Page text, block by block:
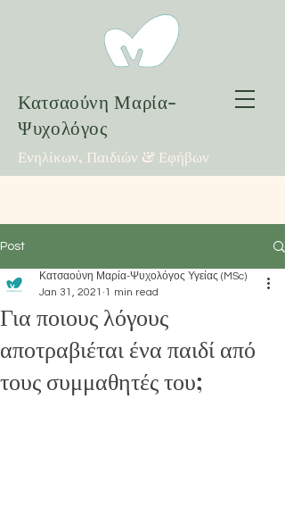
Κατσαούνη Μαρία-
Ψυχολόγος
Ενηλίκων, Παιδιών & Εφήβων
Post
Για ποιους λόγους
αποτραβιέται ένα παιδί από
τους συμμαθητές του;
Κατσαούνη Μαρία-Ψυχολόγος Υγείας (MSc)
Jan 31, 2021 1 min read